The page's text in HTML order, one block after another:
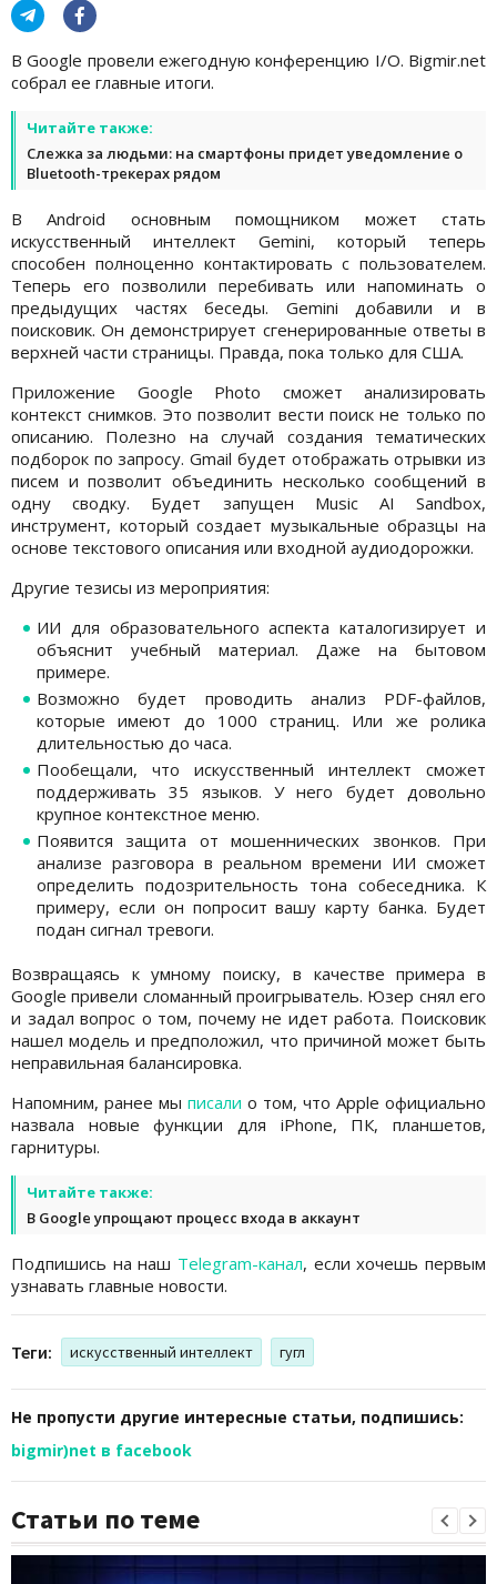
В Google провели ежегодную конференцию I/O. Bigmir.net
собрал ее главные итоги.
Читайте также:
Слежка за людьми: на смартфоны придет уведомление о
Bluetooth-трекерах рядом
В Android основным помощником может стать
искусственный интеллект Gemini, который теперь
способен полноценно контактировать с пользователем.
Теперь его позволили перебивать или напоминать о
предыдущих частях беседы. Gemini добавили и в
поисковик. Он демонстрирует сгенерированные ответы в
верхней части страницы. Правда, пока только для США.
Приложение Google Photo сможет анализировать
контекст снимков. Это позволит вести поиск не только по
описанию. Полезно на случай создания тематических
подборок по запросу. Gmail будет отображать отрывки из
писем и позволит объединить несколько сообщений в
одну сводку. Будет запущен Music AI Sandbox,
инструмент, который создает музыкальные образцы на
основе текстового описания или входной аудиодорожки.
Другие тезисы из мероприятия:
ИИ для образовательного аспекта каталогизирует и
объяснит учебный материал. Даже на бытовом
примере.
Возможно будет проводить анализ PDF-файлов,
которые имеют до 1000 страниц. Или же ролика
длительностью до часа.
Пообещали, что искусственный интеллект сможет
поддерживать 35 языков. У него будет довольно
крупное контекстное меню.
Появится защита от мошеннических звонков. При
анализе разговора в реальном времени ИИ сможет
определить подозрительность тона собеседника. К
примеру, если он попросит вашу карту банка. Будет
подан сигнал тревоги.
Возвращаясь к умному поиску, в качестве примера в
Google привели сломанный проигрыватель. Юзер снял его
и задал вопрос о том, почему не идет работа. Поисковик
нашел модель и предположил, что причиной может быть
неправильная балансировка.
Напомним, ранее мы писали о том, что Apple официально
назвала новые функции для iPhone, ПК, планшетов,
гарнитуры.
Читайте также:
В Google упрощают процесс входа в аккаунт
Подпишись на наш Telegram-канал, если хочешь первым
узнавать главные новости.
Теги: искусственный интеллект гугл
Не пропусти другие интересные статьи, подпишись:
bigmir)net в facebook
Статьи по теме